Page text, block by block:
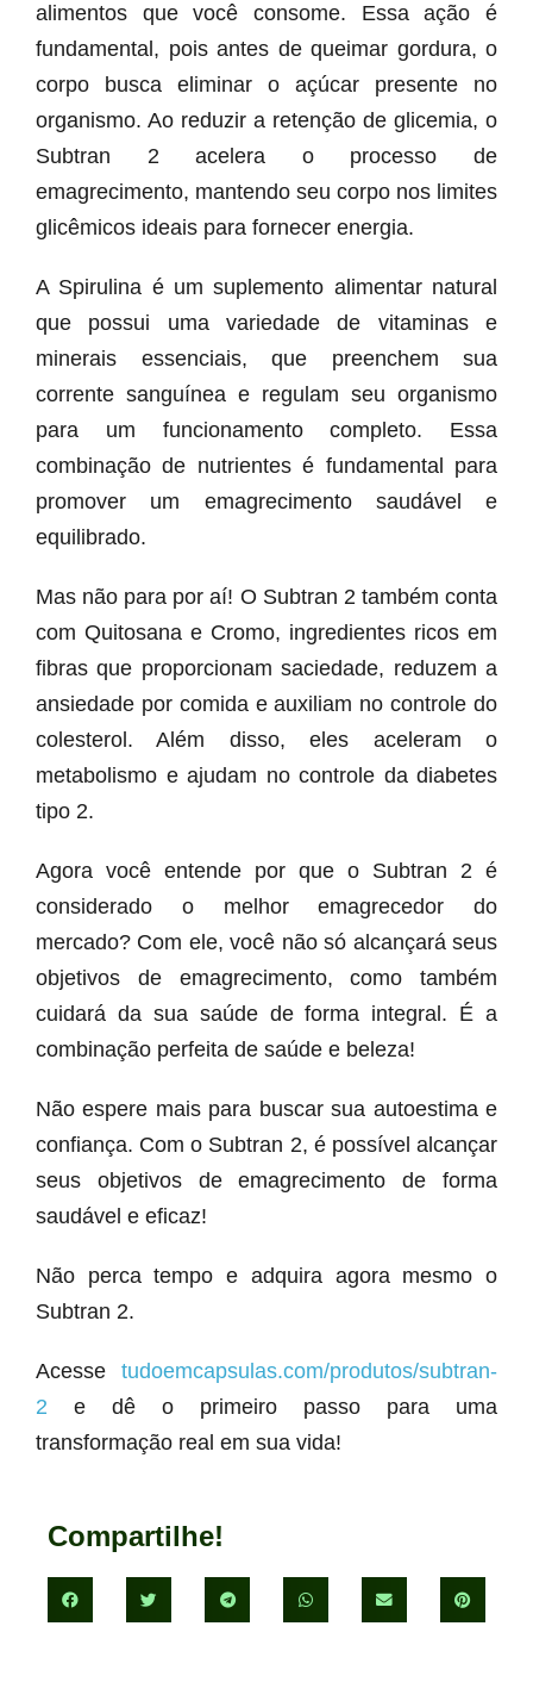
alimentos que você consome. Essa ação é
fundamental, pois antes de queimar gordura, o
corpo busca eliminar o açúcar presente no
organismo. Ao reduzir a retenção de glicemia, o
Subtran 2 acelera o processo de
emagrecimento, mantendo seu corpo nos limites
glicêmicos ideais para fornecer energia.
A Spirulina é um suplemento alimentar natural
que possui uma variedade de vitaminas e
minerais essenciais, que preenchem sua
corrente sanguínea e regulam seu organismo
para um funcionamento completo. Essa
combinação de nutrientes é fundamental para
promover um emagrecimento saudável e
equilibrado.
Mas não para por aí! O Subtran 2 também conta
com Quitosana e Cromo, ingredientes ricos em
fibras que proporcionam saciedade, reduzem a
ansiedade por comida e auxiliam no controle do
colesterol. Além disso, eles aceleram o
metabolismo e ajudam no controle da diabetes
tipo 2.
Agora você entende por que o Subtran 2 é
considerado o melhor emagrecedor do
mercado? Com ele, você não só alcançará seus
objetivos de emagrecimento, como também
cuidará da sua saúde de forma integral. É a
combinação perfeita de saúde e beleza!
Não espere mais para buscar sua autoestima e
confiança. Com o Subtran 2, é possível alcançar
seus objetivos de emagrecimento de forma
saudável e eficaz!
Não perca tempo e adquira agora mesmo o
Subtran 2.
Acesse tudoemcapsulas.com/produtos/subtran-
2 e dê o primeiro passo para uma
transformação real em sua vida!
Compartilhe!